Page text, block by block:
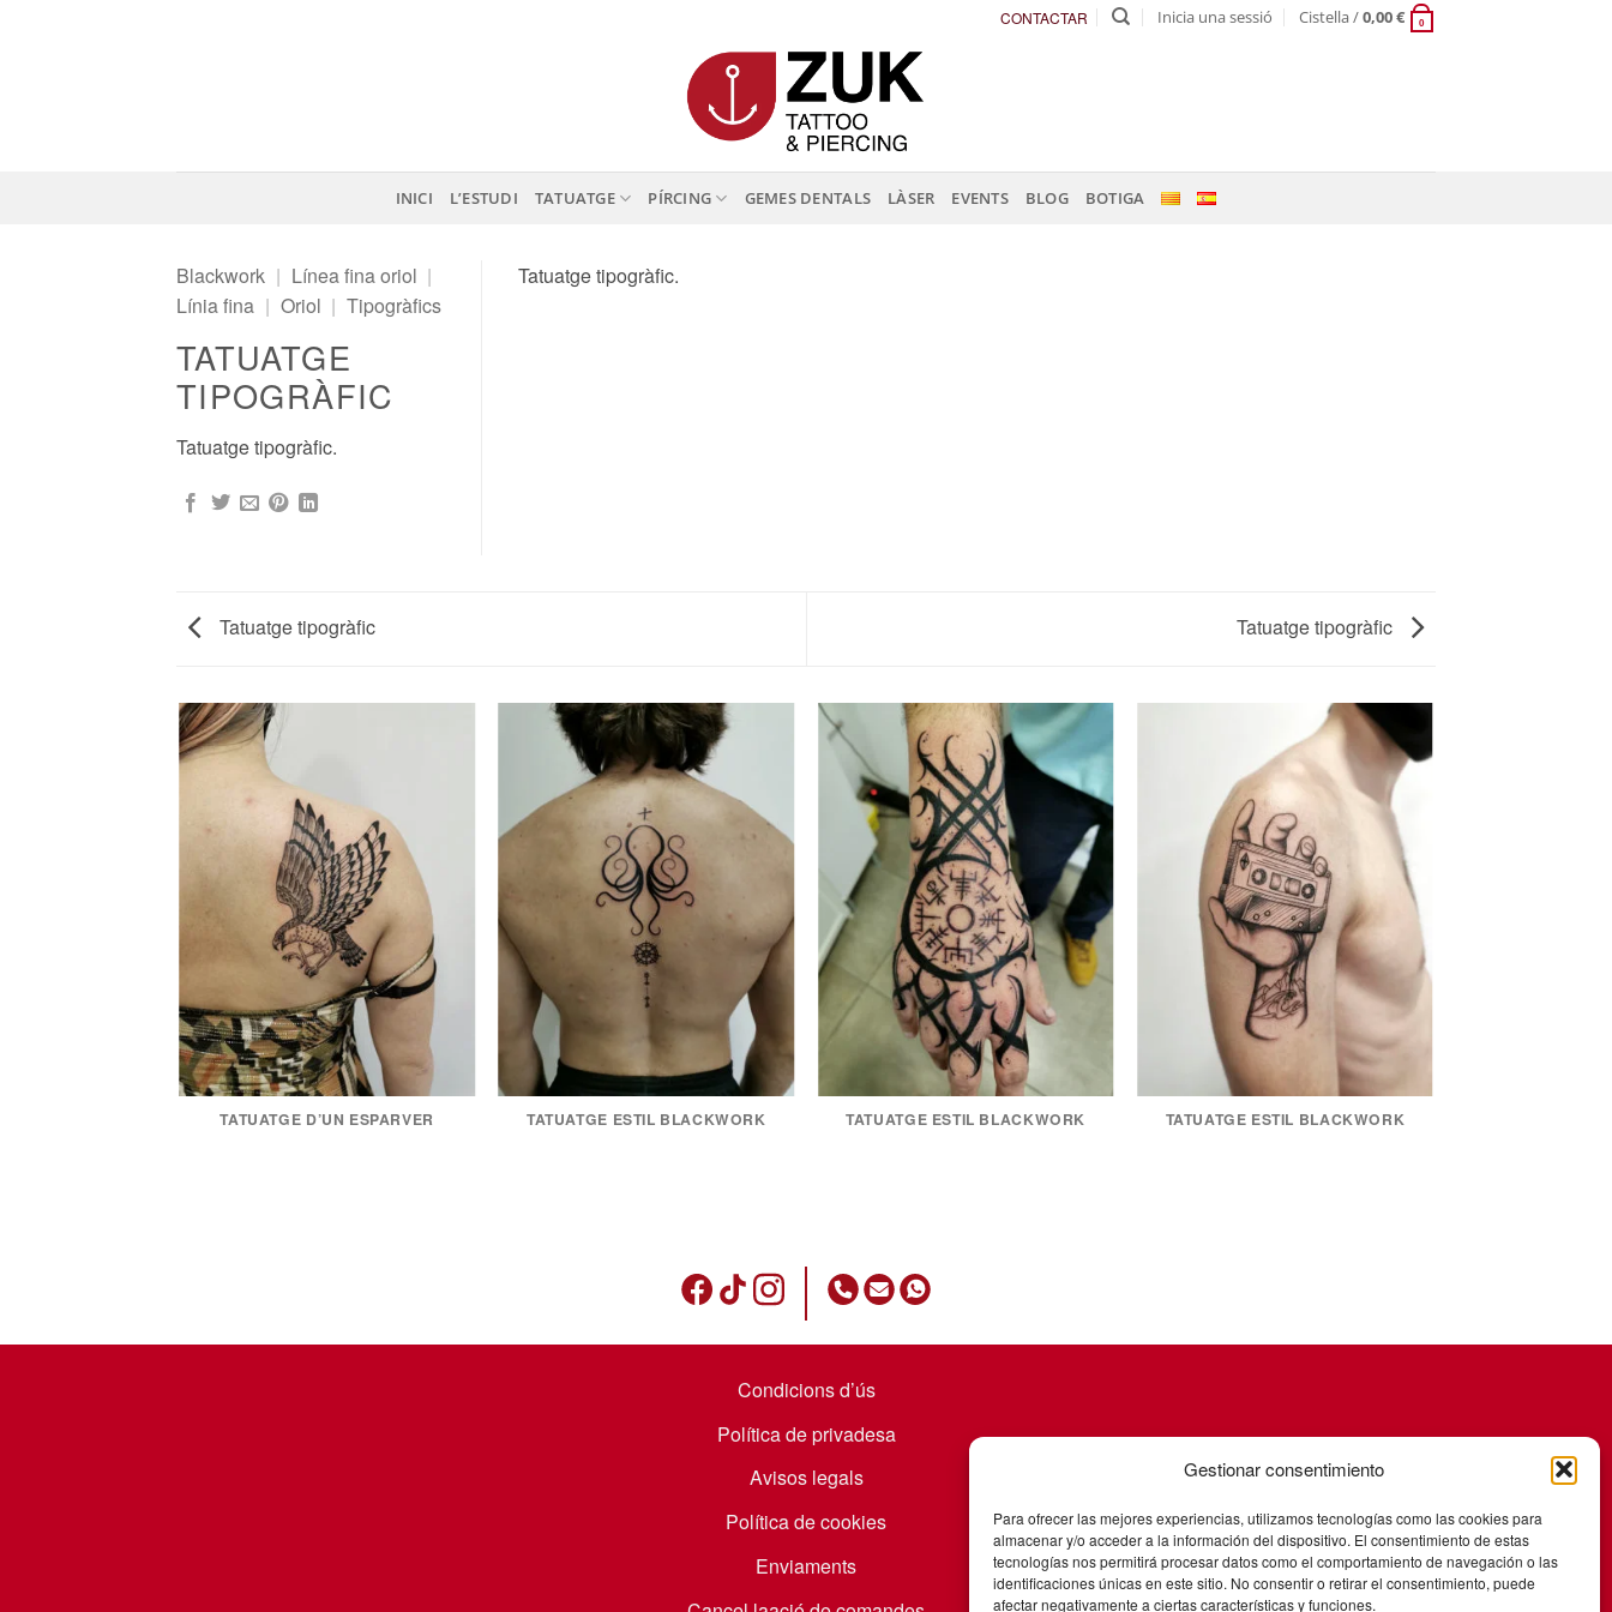
Gestionar consentimiento
Para ofrecer las mejores experiencias, utilizamos tecnologías como las cookies para
almacenar y/o acceder a la información del dispositivo. El consentimiento de estas
tecnologías nos permitirá procesar datos como el comportamiento de navegación o las
identificaciones únicas en este sitio. No consentir o retirar el consentimiento, puede
afectar negativamente a ciertas características y funciones.
CONTACTAR Inicia una sessió Cistella /0,00€ 0
INICI L’ESTUDI TATUATGE PÍRCING GEMES DENTALS LÀSER EVENTS BLOG BOTIGA
Blackwork | Línea fina oriol |
Línia fina | Oriol | Tipogràfics
TATUATGE
TIPOGRÀFIC
Tatuatge tipogràfic.
Tatuatge tipogràfic.
Tatuatge tipogràfic Tatuatge tipogràfic
TATUATGE D’UN ESPARVER TATUATGE ESTIL BLACKWORK TATUATGE ESTIL BLACKWORK TATUATGE ESTIL BLACKWORK
Condicions d’ús
Política de privadesa
Avisos legals
Política de cookies
Enviaments